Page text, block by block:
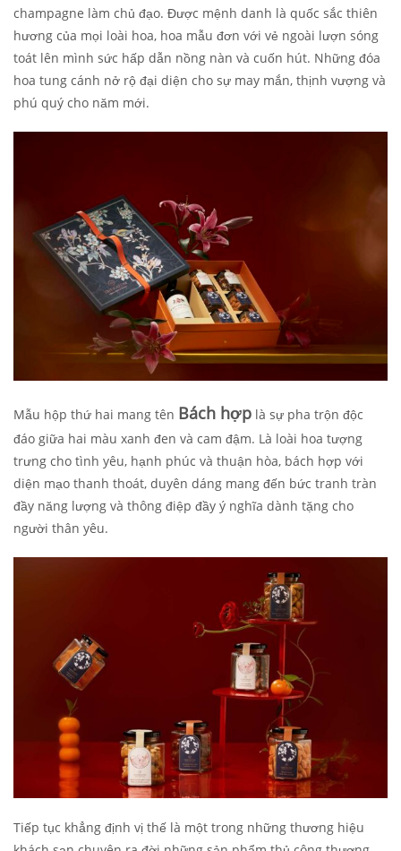
champagne làm chủ đạo. Được mệnh danh là quốc sắc thiên
hương của mọi loài hoa, hoa mẫu đơn với vẻ ngoài lượn sóng
toát lên mình sức hấp dẫn nồng nàn và cuốn hút. Những đóa
hoa tung cánh nở rộ đại diện cho sự may mắn, thịnh vượng và
phú quý cho năm mới.
Mẫu hộp thứ hai mang tên Bách hợp là sự pha trộn độc
đáo giữa hai màu xanh đen và cam đậm. Là loài hoa tượng
trưng cho tình yêu, hạnh phúc và thuận hòa, bách hợp với
diện mạo thanh thoát, duyên dáng mang đến bức tranh tràn
đầy năng lượng và thông điệp đầy ý nghĩa dành tặng cho
người thân yêu.
Tiếp tục khẳng định vị thế là một trong những thương hiệu